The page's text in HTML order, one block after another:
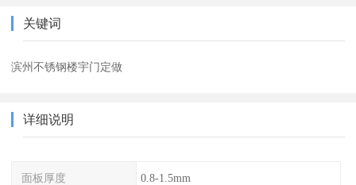
关键词
滨州不锈钢楼宇门定做
详细说明
面板厚度 0.8-1.5mm